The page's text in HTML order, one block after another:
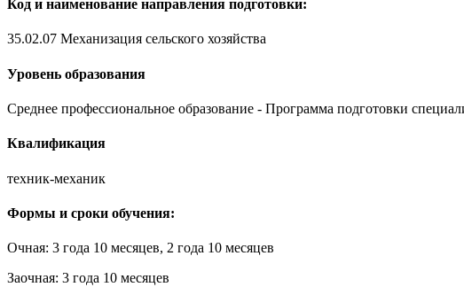
Код и наименование направления подготовки:
35.02.07 Механизация сельского хозяйства
Уровень образования
Среднее профессиональное образование - Программа подготовки
Квалификация
техник-механик
Формы и сроки обучения:
Очная: 3 года 10 месяцев, 2 года 10 месяцев
Заочная: 3 года 10 месяцев